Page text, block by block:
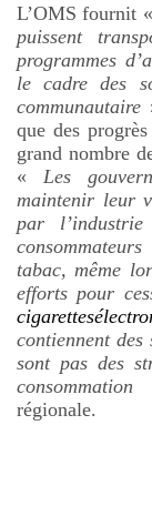
L’OMS fournit «
puissent
programmes
le cadre des
communautaire
que des
grand nombre
« Les
maintenir leur
par
tabac, même
efforts pour
contiennent
sont pas des
régionale.